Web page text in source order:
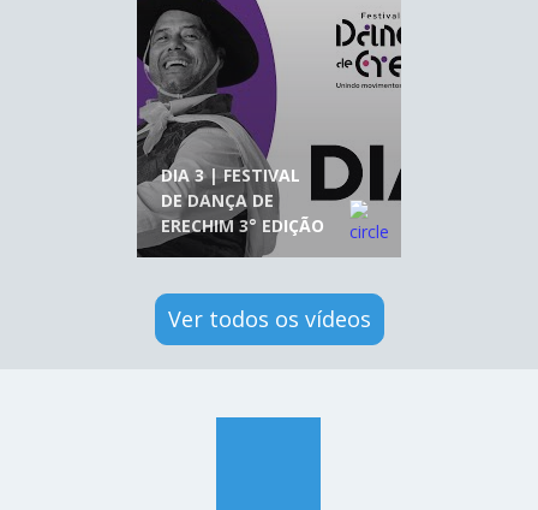
DIA 3 | FESTIVAL
DE DANÇA DE
ERECHIM 3° EDIÇÃO
Ver todos os vídeos